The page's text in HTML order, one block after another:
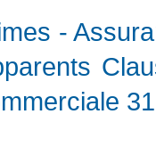
-